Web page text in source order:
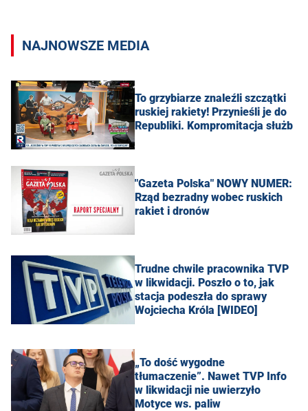
NAJNOWSZE MEDIA
To grzybiarze znaleźli szczątki
ruskiej rakiety! Przynieśli je do
Republiki. Kompromitacja służb
"Gazeta Polska" NOWY NUMER:
Rząd bezradny wobec ruskich
rakiet i dronów
Trudne chwile pracownika TVP
w likwidacji. Poszło o to, jak
stacja podeszła do sprawy
Wojciecha Króla [WIDEO]
„To dość wygodne
tłumaczenie”. Nawet TVP Info
w likwidacji nie uwierzyło
Motyce ws. paliw